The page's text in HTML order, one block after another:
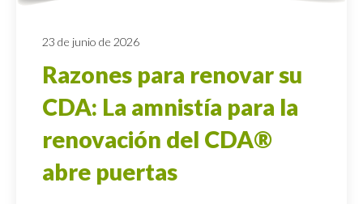
23 de junio de 2026
Razones para renovar su
CDA: La amnistía para la
renovación del CDA®
abre puertas